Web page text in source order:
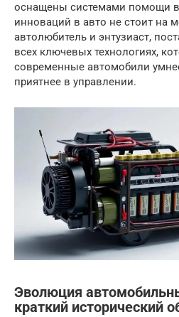
оснащены системами помощи
инноваций в авто не стоит на
автолюбитель и энтузиаст,
всех ключевых технологиях,
современные автомобили
приятнее в управлении.
Эволюция
краткий исторический